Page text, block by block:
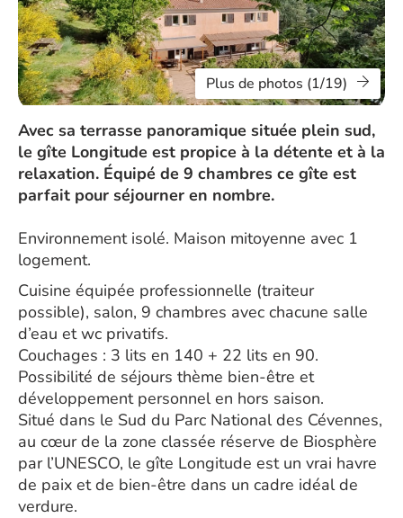
Plus de photos (1/19)
Avec sa terrasse panoramique située plein sud,
le gîte Longitude est propice à la détente et à la
relaxation. Équipé de 9 chambres ce gîte est
parfait pour séjourner en nombre.
Environnement isolé. Maison mitoyenne avec 1
logement.
Cuisine équipée professionnelle (traiteur
possible), salon, 9 chambres avec chacune salle
d’eau et wc privatifs.
Couchages : 3 lits en 140 + 22 lits en 90.
Possibilité de séjours thème bien-être et
développement personnel en hors saison.
Situé dans le Sud du Parc National des Cévennes,
au cœur de la zone classée réserve de Biosphère
par l’UNESCO, le gîte Longitude est un vrai havre
de paix et de bien-être dans un cadre idéal de
verdure.